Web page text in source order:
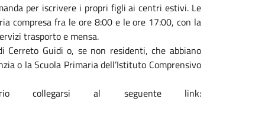
per iscrivere i propri figli ai centri estivi. Le
compresa fra le ore 8:00 e le ore 17:00, con la
trasporto e mensa.
Guidi o, se non residenti, che abbiano
o la Scuola Primaria dell’Istituto Comprensivo
collegarsi al seguente link: